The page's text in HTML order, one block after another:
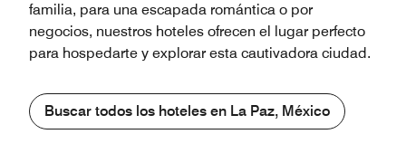
familia, para una escapada romántica o por
negocios, nuestros hoteles ofrecen el lugar perfecto
para hospedarte y explorar esta cautivadora ciudad.
Buscar todos los hoteles en La Paz, México